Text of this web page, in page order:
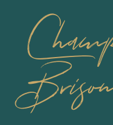
Brison